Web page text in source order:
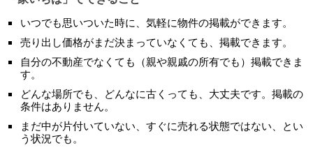
いつでも思いついた時に、気軽に物件の掲載ができます。
売り出し価格がまだ決まっていなくても、掲載できます。
自分の不動産でなくても（親や親戚の所有でも）掲載できま
す。
どんな場所でも、どんなに古くっても、大丈夫です。掲載の
条件はありません。
まだ中が片付いていない、すぐに売れる状態ではない、とい
う状況でも。